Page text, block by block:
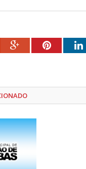
Google+Pinterest